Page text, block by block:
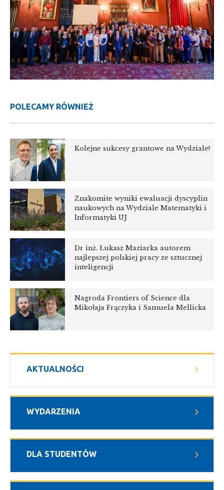
AKTUALNOŚCI
WYDARZENIA
DLA STUDENTÓW
POLECAMY RÓWNIEŻ
Kolejne sukcesy grantowe na Wydziale!
Znakomite wyniki ewaluacji dyscyplin
naukowych na Wydziale Matematyki i
Informatyki UJ
Dr inż. Łukasz Maziarka autorem
najlepszej polskiej pracy ze sztucznej
inteligencji
Nagroda Frontiers of Science dla
Mikołaja Frączyka i Samuela Mellicka